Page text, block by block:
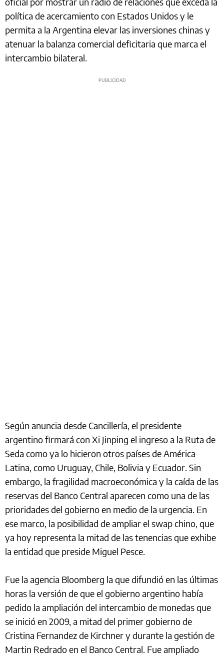
política de acercamiento con Estados Unidos y le
permita a la Argentina elevar las inversiones chinas y
atenuar la balanza comercial deficitaria que marca el
intercambio bilateral.
Según anuncia desde Cancillería, el presidente
argentino firmará con Xi Jinping el ingreso a la Ruta de
Seda como ya lo hicieron otros países de América
Latina, como Uruguay, Chile, Bolivia y Ecuador. Sin
embargo, la fragilidad macroeconómica y la caída de las
reservas del Banco Central aparecen como una de las
prioridades del gobierno en medio de la urgencia. En
ese marco, la posibilidad de ampliar el swap chino, que
ya hoy representa la mitad de las tenencias que exhibe
la entidad que preside Miguel Pesce.
Fue la agencia Bloomberg la que difundió en las últimas
horas la versión de que el gobierno argentino había
pedido la ampliación del intercambio de monedas que
se inició en 2009, a mitad del primer gobierno de
Cristina Fernandez de Kirchner y durante la gestión de
Martin Redrado en el Banco Central. Fue ampliado